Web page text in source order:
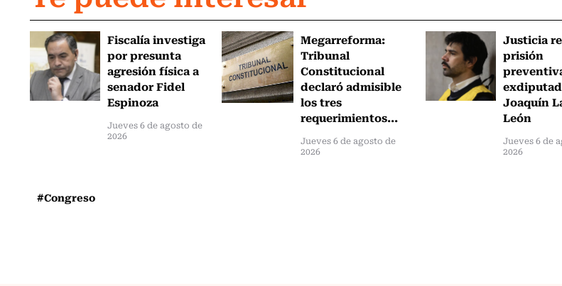
Fiscalía investiga
por presunta
agresión física a
senador Fidel
Espinoza
Jueves 6 de agosto de
2026
Megarreforma:
Tribunal
Constitucional
declaró admisible
los tres
requerimientos...
Jueves 6 de agosto de
2026
Justicia
prisión
Joaquín
León
Jueves 6 de
2026
#Congreso